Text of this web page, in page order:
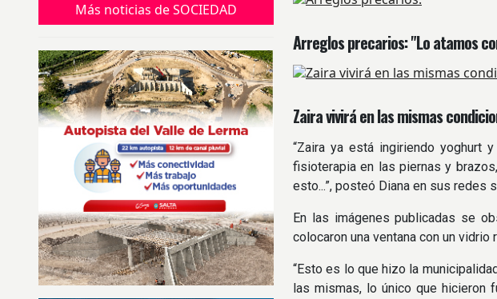
Más noticias de SOCIEDAD
Arreglos precarios: "Lo atamos
Zaira vivirá en las mismas
“Zaira ya está ingiriendo yoghurt
fisioterapia en las piernas y
esto...”, posteó Diana en sus
En las imágenes publicadas se
colocaron una ventana con un
“Esto es lo que hizo la
las mismas, lo único que hicieron